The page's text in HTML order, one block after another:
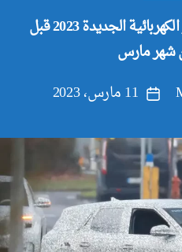
اختبارات فورد كروس أوفر الكهربائية الجديدة 2023 قبل
شهر مارس
تاريخ
11 مارس، 2023